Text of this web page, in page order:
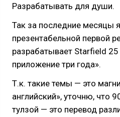
Разрабатывать для души.
Так за последние месяцы
презентабельной первой
разрабатывает Starfield 25
приложение три года».
Т.к. такие темы — это
английский», уточню, что
тулзой — это перевод